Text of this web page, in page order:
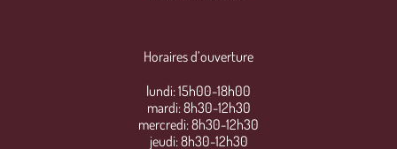
Horaires d’ouverture
lundi: 15h00-18h00
mardi: 8h30-12h30
mercredi: 8h30-12h30
jeudi: 8h30-12h30